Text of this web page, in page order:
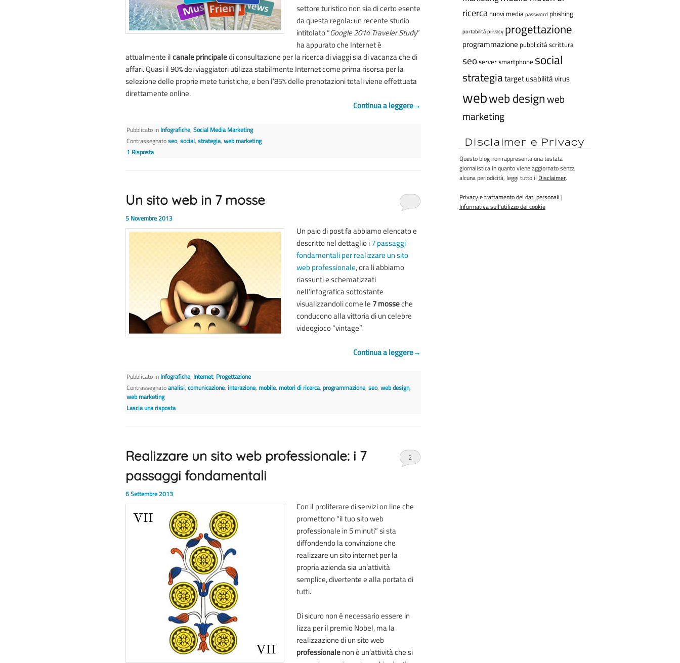
settore turistico non sia di certo esente
da questa regola: un recente studio
intitolato “Google 2014 Traveler Study”
ha appurato che Internet è
attualmente ilcanale principaledi consultazione per la ricerca di viaggi sia di vacanza che di
affari. Quasi il 90% dei viaggiatori utilizza stabilmente Internet come prima risorsa per la
selezione delle proprie mete turistiche, e ben l’85% delle prenotazioni totali viene effettuata
direttamente online.
Continua a leggere→
Pubblicato inInfografiche,Social Media Marketing
Contrassegnatoseo,social,strategia,web marketing
1 Risposta
Un sito web in 7 mosse
5 Novembre 2013
Un paio di post fa abbiamo elencato e
descritto nel dettaglio i7 passaggi
fondamentali per realizzare un sito
web professionale, ora li abbiamo
riassunti e schematizzati
nell’infografica sottostante
visualizzandoli come le7 mosseche
conducono alla vittoria di un celebre
videogioco “vintage”.
Continua a leggere→
Pubblicato inInfografiche, Internet, Progettazione
Contrassegnatoanalisi,comunicazione,interazione,mobile,motori di ricerca,programmazione,seo,web design,
web marketing
Lascia una risposta
Realizzare un sito web professionale: i 7
passaggi fondamentali
6 Settembre 2013
2
Con il proliferare di servizi on line che
promettono “il tuo sito web
professionale in 5 minuti” si sta
diffondendo la convinzione che
realizzare un sito internet per la
propria azienda sia un’attività
semplice, divertente e alla portata di
tutti.
Di sicuro non è necessario essere in
lizza per il premio Nobel, ma la
realizzazione di un sito web
professionalenon è un’attività che si
ricercanuovi mediapassword phishing
portabilitàprivacy progettazione
programmazione pubblicitàscrittura
seoserversmartphone social
strategiatargetusabilitàvirus
webweb designweb
marketing
Disclaimer e Privacy
Questo blog non rappresenta una testata
giornalistica in quanto viene aggiornato senza
alcuna periodicità, leggi tutto ilDisclaimer.
Privacy e trattamento dei dati personali|
Informativa sull'utilizzo dei cookie